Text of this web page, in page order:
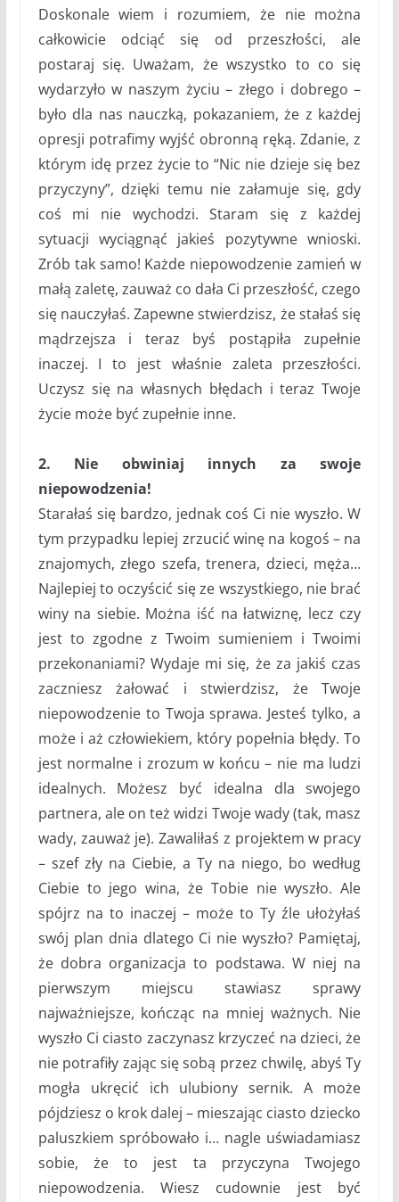
Doskonale wiem i rozumiem, że nie można
całkowicie odciąć się od przeszłości, ale
postaraj się. Uważam, że wszystko to co się
wydarzyło w naszym życiu – złego i dobrego –
było dla nas nauczką, pokazaniem, że z każdej
opresji potrafimy wyjść obronną ręką. Zdanie, z
którym idę przez życie to “Nic nie dzieje się bez
przyczyny”, dzięki temu nie załamuje się, gdy
coś mi nie wychodzi. Staram się z każdej
sytuacji wyciągnąć jakieś pozytywne wnioski.
Zrób tak samo! Każde niepowodzenie zamień w
małą zaletę, zauważ co dała Ci przeszłość, czego
się nauczyłaś. Zapewne stwierdzisz, że stałaś się
mądrzejsza i teraz byś postąpiła zupełnie
inaczej. I to jest właśnie zaleta przeszłości.
Uczysz się na własnych błędach i teraz Twoje
życie może być zupełnie inne.
2. Nie obwiniaj innych za swoje
niepowodzenia!
Starałaś się bardzo, jednak coś Ci nie wyszło. W
tym przypadku lepiej zrzucić winę na kogoś – na
znajomych, złego szefa, trenera, dzieci, męża…
Najlepiej to oczyścić się ze wszystkiego, nie brać
winy na siebie. Można iść na łatwiznę, lecz czy
jest to zgodne z Twoim sumieniem i Twoimi
przekonaniami? Wydaje mi się, że za jakiś czas
zaczniesz żałować i stwierdzisz, że Twoje
niepowodzenie to Twoja sprawa. Jesteś tylko, a
może i aż człowiekiem, który popełnia błędy. To
jest normalne i zrozum w końcu – nie ma ludzi
idealnych. Możesz być idealna dla swojego
partnera, ale on też widzi Twoje wady (tak, masz
wady, zauważ je). Zawaliłaś z projektem w pracy
– szef zły na Ciebie, a Ty na niego, bo według
Ciebie to jego wina, że Tobie nie wyszło. Ale
spójrz na to inaczej – może to Ty źle ułożyłaś
swój plan dnia dlatego Ci nie wyszło? Pamiętaj,
że dobra organizacja to podstawa. W niej na
pierwszym miejscu stawiasz sprawy
najważniejsze, kończąc na mniej ważnych. Nie
wyszło Ci ciasto zaczynasz krzyczeć na dzieci, że
nie potrafiły zając się sobą przez chwilę, abyś Ty
mogła ukręcić ich ulubiony sernik. A może
pójdziesz o krok dalej – mieszając ciasto dziecko
paluszkiem spróbowało i… nagle uświadamiasz
sobie, że to jest ta przyczyna Twojego
niepowodzenia. Wiesz cudownie jest być